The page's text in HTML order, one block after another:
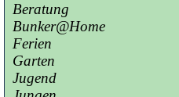
Beratung
Bunker@Home
Ferien
Garten
Jugend